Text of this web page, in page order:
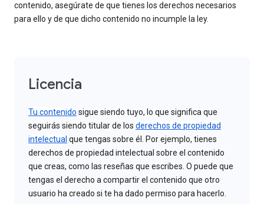
contenido, asegúrate de que tienes los derechos necesarios
para ello y de que dicho contenido no incumple la ley.
Licencia
Tu contenido sigue siendo tuyo, lo que significa que
seguirás siendo titular de los derechos de propiedad
intelectual que tengas sobre él. Por ejemplo, tienes
derechos de propiedad intelectual sobre el contenido
que creas, como las reseñas que escribes. O puede que
tengas el derecho a compartir el contenido que otro
usuario ha creado si te ha dado permiso para hacerlo.